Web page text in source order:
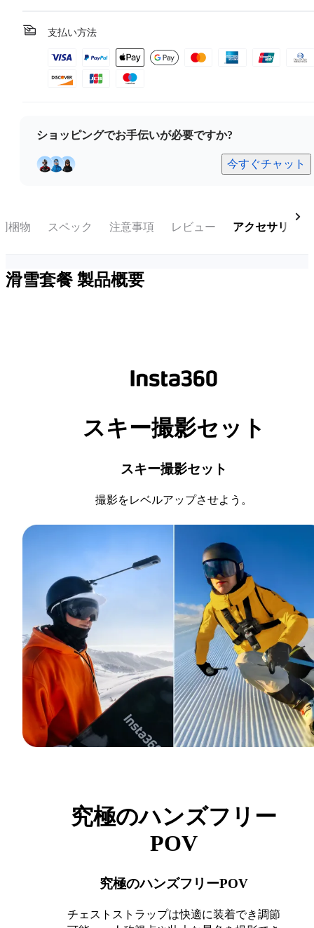
支払い方法
ショッピングでお手伝いが必要ですか?
今すぐチャット
梱物 スペック 注意事項 レビュー アクセサリー
滑雪套餐 製品概要
スキー撮影セット
スキー撮影セット
撮影をレベルアップさせよう。
究極のハンズフリー
POV
究極のハンズフリーPOV
チェストストラップは快適に装着でき調節